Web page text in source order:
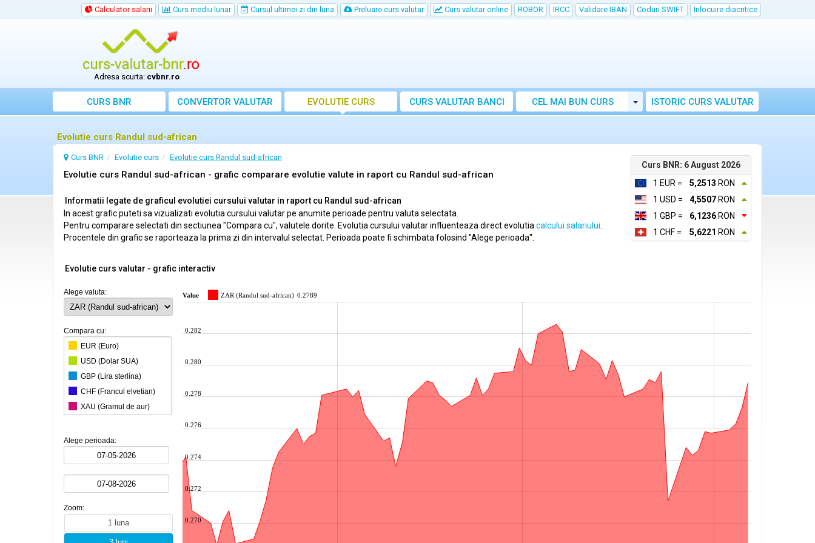
Calculator salarii Curs mediu lunar Cursul ultimei zi din luna Preluare curs valutar Curs valutar online ROBOR IRCC Validare IBAN Coduri SWIFT Inlocuire diacritice
Adresa scurta: cvbnr.ro
CURS BNR CONVERTOR VALUTAR EVOLUTIE CURS CURS VALUTAR BANCI CEL MAI BUN CURS Toggle Dropdown
ISTORIC CURS VALUTAR
Evolutie curs Randul sud-african
Curs BNR: 6 August 2026
1 EUR =
5,2513 RON
1 USD =
4,5507 RON
1 GBP =
6,1236 RON
1 CHF =
5,6221 RON
Curs BNR Evolutie curs Evolutie curs Randul sud-african
Evolutie curs Randul sud-african - grafic comparare evolutie valute in raport cu Randul sud-african
Informatii legate de graficul evolutiei cursului valutar in raport cu Randul sud-african
In acest grafic puteti sa vizualizati evolutia cursului valutar pe anumite perioade pentru valuta selectata.
Pentru comparare selectati din sectiunea "Compara cu", valutele dorite. Evolutia cursului valutar influenteaza direct evolutia calcului salariului
Procentele din grafic se raporteaza la prima zi din intervalul selectat. Perioada poate fi schimbata folosind "Alege perioada".
Evolutie curs valutar - grafic interactiv
Alege valuta:
Compara cu:
EUR (Euro)
USD (Dolar SUA)
GBP (Lira sterlina)
CHF (Francul elvetian)
XAU (Gramul de aur)
MDL (Leul moldovenesc)
JPY (100 Yeni japonezi)
CAD (Dolarul canadian)
DKK (Coroana daneza)
EGP (Lira egipteana)
Alege perioada:
Zoom:
Value ZAR (Randul sud-african) 0.2789
0.270
0.272
0.274
0.276
0.278
0.280
0.282